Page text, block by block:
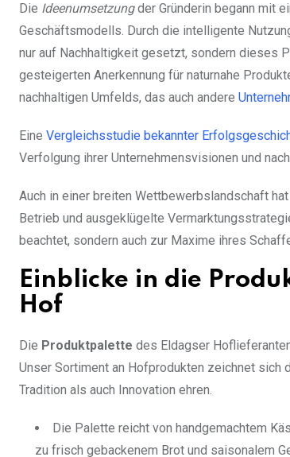
Die Ideenumsetzungder Gründerin begann mit
Geschäftsmodells. Durch die intelligente
nur auf Nachhaltigkeit gesetzt, sondern dieses
gesteigerten Anerkennung für naturnahe
nachhaltigen Umfelds, das auch andere
Eine Vergleichsstudie bekannter
Verfolgung ihrer Unternehmensvisionen und
Auch in einer breiten Wettbewerbslandschaft
Betrieb und ausgeklügelte
beachtet, sondern auch zur Maxime ihres
Einblicke in die
Hof
Die Produktpalette des Eldagser
Unser Sortiment an Hofprodukten zeichnet sich
Tradition als auch Innovation ehren.
Die Palette reicht von handgemachtem
zu frisch gebackenem Brot und saisonalem